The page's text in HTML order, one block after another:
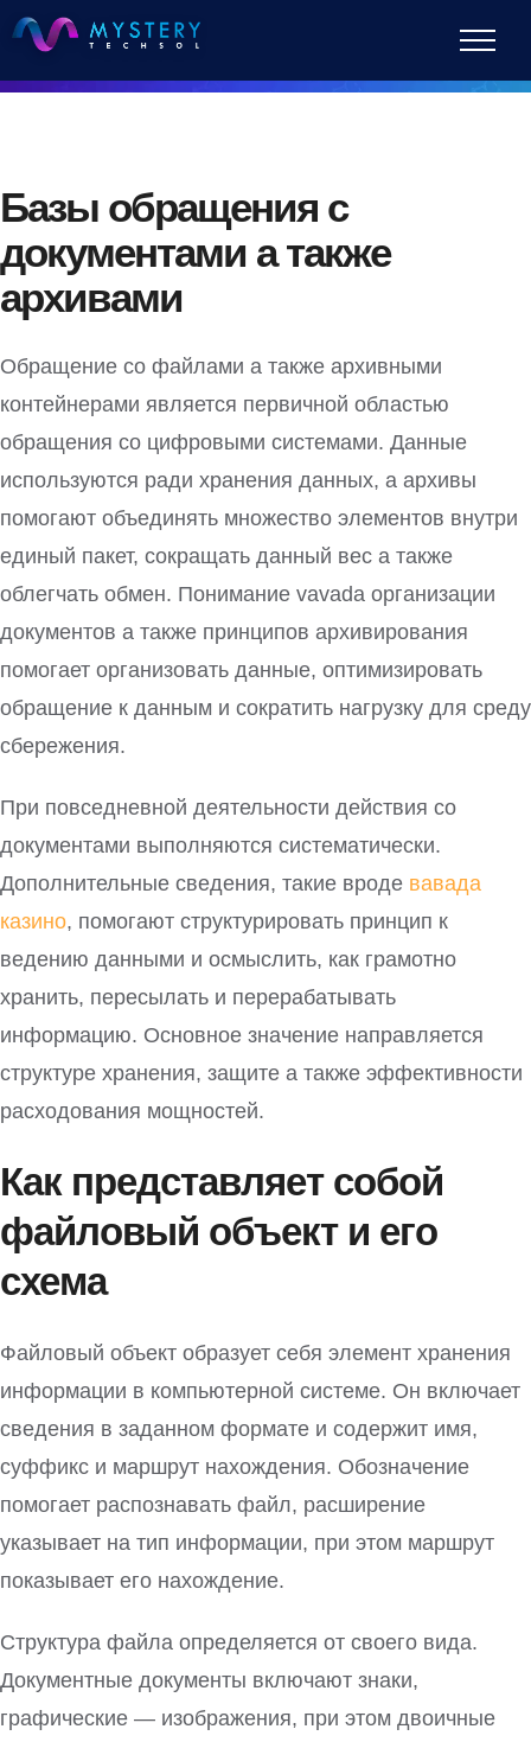
Skip
content
Базы обращения с
документами а также
архивами
Обращение со файлами а также архивными
контейнерами является первичной областью
обращения со цифровыми системами. Данные
используются ради хранения данных, а архивы
помогают объединять множество элементов внутри
единый пакет, сокращать данный вес а также
облегчать обмен. Понимание vavada организации
документов а также принципов архивирования
помогает организовать данные, оптимизировать
обращение к данным и сократить нагрузку для среду
сбережения.
При повседневной деятельности действия со
документами выполняются систематически.
Дополнительные сведения, такие вроде вавада
казино, помогают структурировать принцип к
ведению данными и осмыслить, как грамотно
хранить, пересылать и перерабатывать
информацию. Основное значение направляется
структуре хранения, защите а также эффективности
расходования мощностей.
Как представляет собой
файловый объект и его
схема
Файловый объект образует себя элемент хранения
информации в компьютерной системе. Он включает
сведения в заданном формате и содержит имя,
суффикс и маршрут нахождения. Обозначение
помогает распознавать файл, расширение
указывает на тип информации, при этом маршрут
показывает его нахождение.
Структура файла определяется от своего вида.
Документные документы включают знаки,
графические — изображения, при этом двоичные